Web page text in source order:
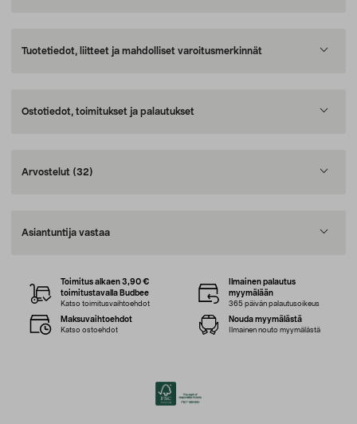
Tuotetiedot, liitteet ja mahdolliset varoitusmerkinnät
Ostotiedot, toimitukset ja palautukset
Arvostelut (32)
Asiantuntija vastaa
Toimitus alkaen 3,90 €
toimitustavalla Budbee
Katso toimitusvaihtoehdot
Ilmainen palautus
myymälään
365 päivän palautusoikeus
Maksuvaihtoehdot
Katso ostoehdot
Nouda myymälästä
Ilmainen nouto myymälästä